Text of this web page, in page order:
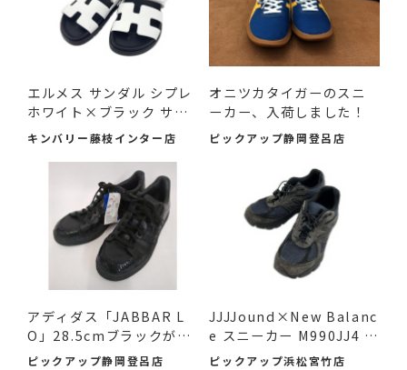
エルメス サンダル シプレ
ホワイト×ブラック サ
イ...
キンバリー藤枝インター店
オニツカタイガーのスニ
ーカー、入荷しました！
ピックアップ静岡登呂店
アディダス「JABBAR L
O」28.5cmブラックが入
荷！未...
ピックアップ静岡登呂店
JJJJound×New Balanc
e スニーカー M990JJ4 2
6.5cm ...
ピックアップ浜松宮竹店